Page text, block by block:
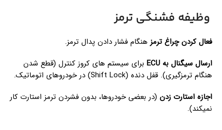
وظیفه فشنگی ترمز
فعال کردن چراغ ترمز هنگام فشار دادن پدال ترمز.
ارسال سیگنال به ECU
برای سیستم های کروز کنترل (قطع شدن
هنگام ترمزگیری). قفل دنده (Shift Lock) در خودروهای اتوماتیک.
اجازه استارت زدن (در بعضی خودروها، بدون فشردن ترمز استارت کار
نمیکند).